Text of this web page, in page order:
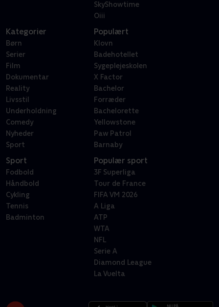
SkyShowtime
Oiii
Kategorier
Børn
Serier
Film
Dokumentar
Reality
Livsstil
Underholdning
Comedy
Nyheder
Sport
Populært
Klovn
Badehotellet
Sygeplejeskolen
X Factor
Bachelor
Forræder
Bachelorette
Yellowstone
Paw Patrol
Barnaby
Sport
Fodbold
Håndbold
Cykling
Tennis
Badminton
Populær sport
3F Superliga
Tour de France
FIFA VM 2026
A Liga
ATP
WTA
NFL
Serie A
Diamond League
La Vuelta